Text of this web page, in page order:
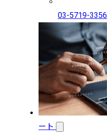
03-5719-3356
ート